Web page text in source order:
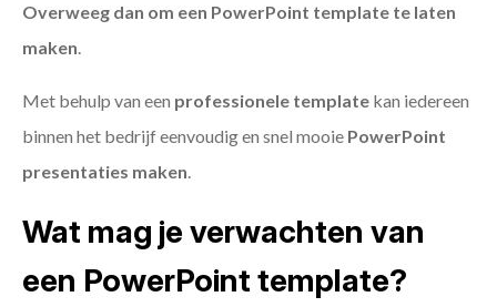
Overweeg dan om een PowerPoint template te laten
maken.
Met behulp van een professionele template kan iedereen
binnen het bedrijf eenvoudig en snel mooie PowerPoint
presentaties maken.
Wat mag je verwachten van
een PowerPoint template?